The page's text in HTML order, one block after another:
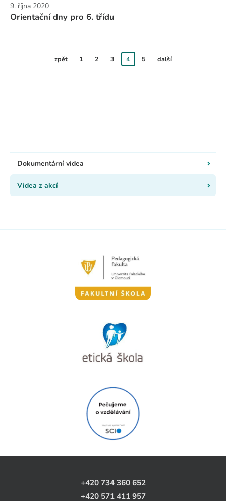
9. října 2020
Orientační dny pro 6. třídu
zpět 1 2 3 4 5 další
Dokumentární videa
Videa z akcí
+420 734 360 652
+420 571 411 957